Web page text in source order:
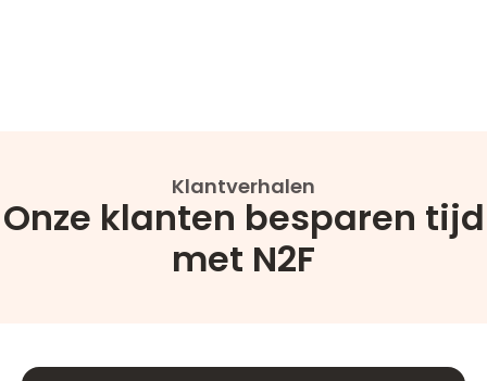
Klantverhalen
Onze klanten besparen tijd
met N2F